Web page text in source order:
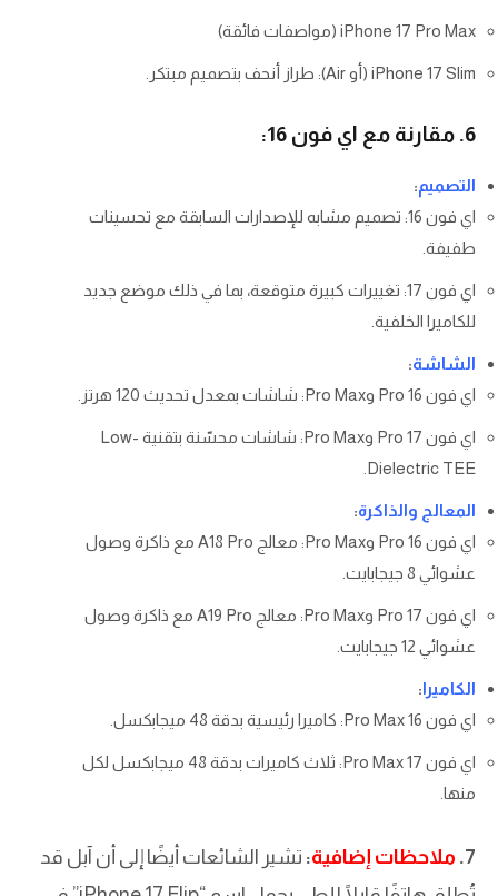
iPhone 17 Pro Max (مواصفات فائقة)
iPhone 17 Slim (أو Air): طراز أنحف بتصميم مبتكر.
6. مقارنة مع اي فون 16:
التصميم:
اي فون 16: تصميم مشابه للإصدارات السابقة مع تحسينات
طفيفة.
اي فون 17: تغييرات كبيرة متوقعة، بما في ذلك موضع جديد
للكاميرا الخلفية.
الشاشة:
اي فون 16 Pro وPro Max: شاشات بمعدل تحديث 120 هرتز.
اي فون 17 Pro وPro Max: شاشات محسّنة بتقنية Low-
Dielectric TEE.
المعالج والذاكرة:
اي فون 16 Pro وPro Max: معالج A18 Pro مع ذاكرة وصول
عشوائي 8 جيجابايت.
اي فون 17 Pro وPro Max: معالج A19 Pro مع ذاكرة وصول
عشوائي 12 جيجابايت.
الكاميرا:
اي فون 16 Pro Max: كاميرا رئيسية بدقة 48 ميجابكسل.
اي فون 17 Pro Max: ثلاث كاميرات بدقة 48 ميجابكسل لكل
منها.
7. ملاحظات إضافية: تشير الشائعات أيضًا إلى أن آبل قد